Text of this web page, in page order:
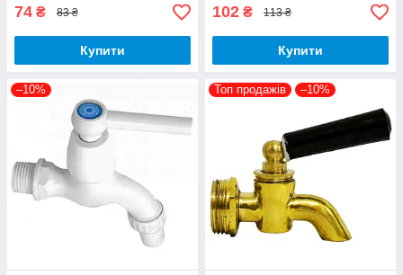
74 ₴ 83 ₴
Купити
102 ₴ 113 ₴
Купити
–10% Топ продажів –10%